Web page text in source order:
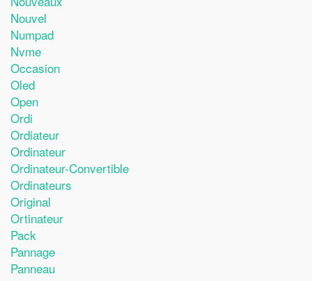
Nouvel
Numpad
Nvme
Occasion
Oled
Open
Ordi
Ordiateur
Ordinateur
Ordinateur-Convertible
Ordinateurs
Original
Ortinateur
Pack
Pannage
Panneau